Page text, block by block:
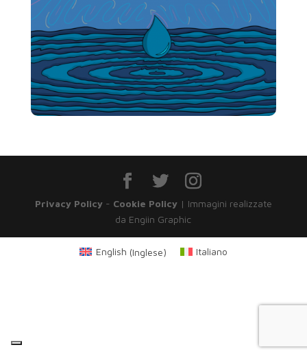
Privacy Policy- Cookie Policy| Immagini realizzate
da Engiin Graphic
English (Inglese) Italiano